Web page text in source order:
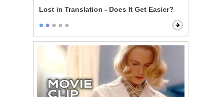
Lost in Translation - Does It Get Easier?